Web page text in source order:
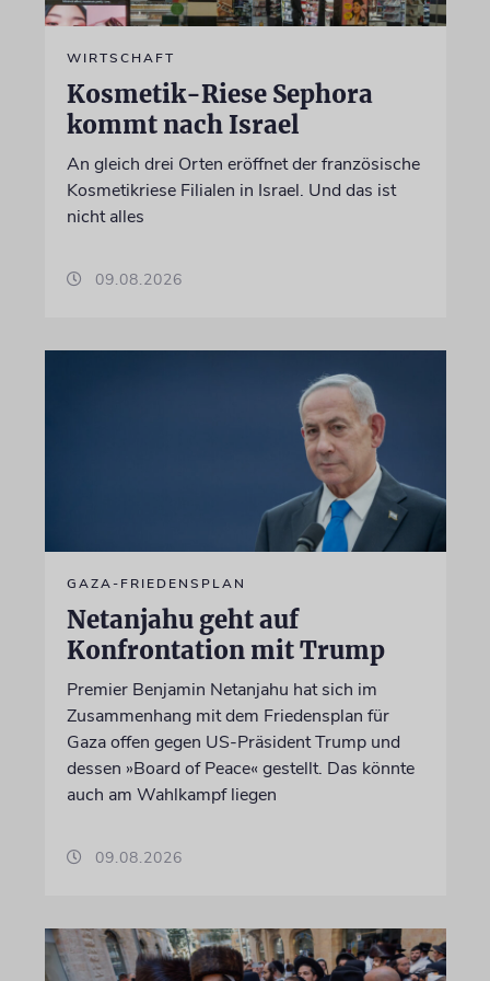
WIRTSCHAFT
Kosmetik-Riese Sephora
kommt nach Israel
An gleich drei Orten eröffnet der französische
Kosmetikriese Filialen in Israel. Und das ist
nicht alles
09.08.2026
GAZA-FRIEDENSPLAN
Netanjahu geht auf
Konfrontation mit Trump
Premier Benjamin Netanjahu hat sich im
Zusammenhang mit dem Friedensplan für
Gaza offen gegen US-Präsident Trump und
dessen »Board of Peace« gestellt. Das könnte
auch am Wahlkampf liegen
09.08.2026